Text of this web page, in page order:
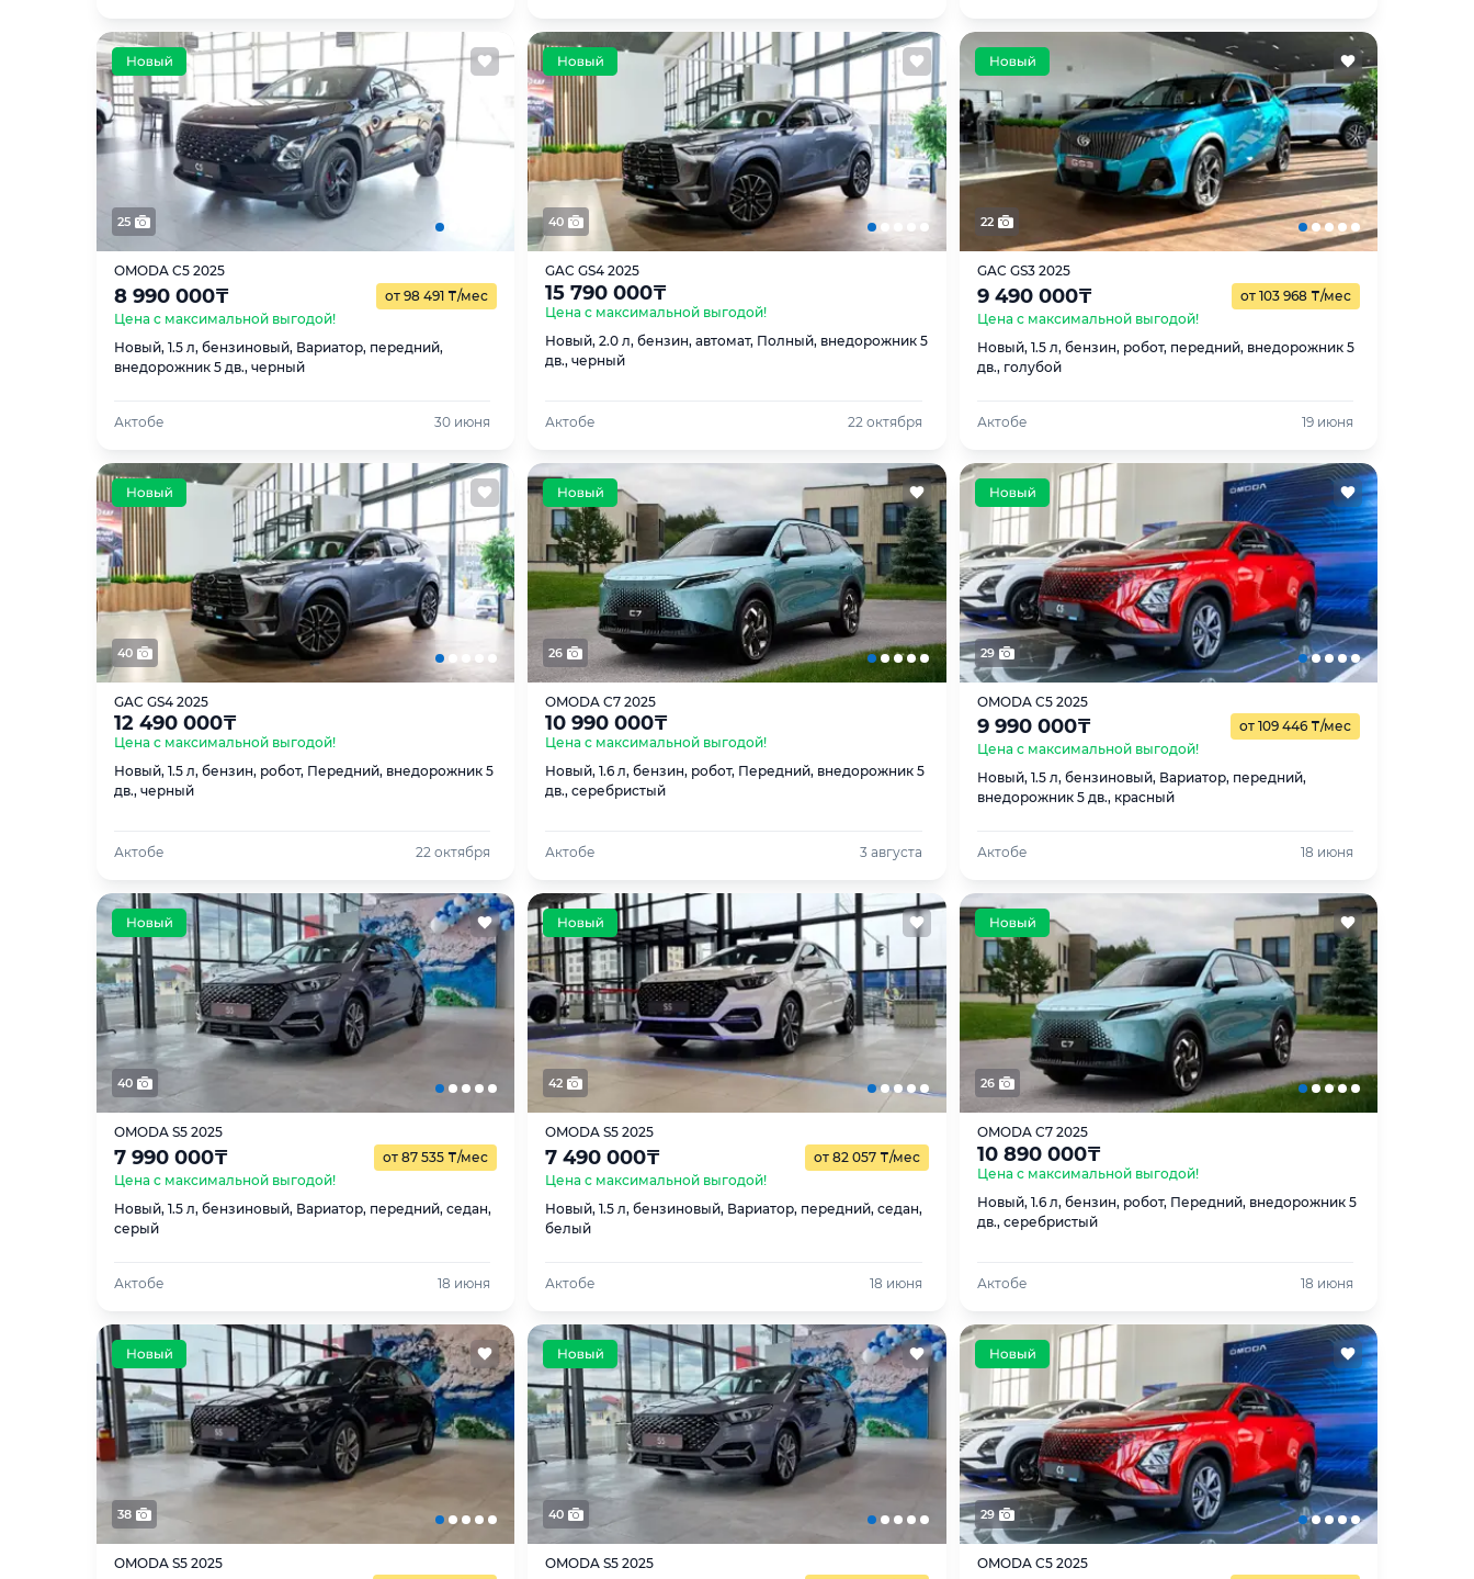
25
OMODA C5 2025
8 990 000₸ от 98 491 ₸/мес
Цена с максимальной выгодой!
Новый, 1.5 л, бензиновый, Вариатор, передний,
внедорожник 5 дв., черный
Актобе 30 июня
40
GAC GS4 2025
15 790 000₸
Цена с максимальной выгодой!
Новый, 2.0 л, бензин, автомат, Полный, внедорожник 5
дв., черный
Актобе 22 октября
22
GAC GS3 2025
9 490 000₸ от 103 968 ₸/мес
Цена с максимальной выгодой!
Новый, 1.5 л, бензин, робот, передний, внедорожник 5
дв., голубой
Актобе 19 июня
40
GAC GS4 2025
12 490 000₸
Цена с максимальной выгодой!
Новый, 1.5 л, бензин, робот, Передний, внедорожник 5
дв., черный
Актобе 22 октября
26
OMODA C7 2025
10 990 000₸
Цена с максимальной выгодой!
Новый, 1.6 л, бензин, робот, Передний, внедорожник 5
дв., серебристый
Актобе 3 августа
29
OMODA C5 2025
9 990 000₸ от 109 446 ₸/мес
Цена с максимальной выгодой!
Новый, 1.5 л, бензиновый, Вариатор, передний,
внедорожник 5 дв., красный
Актобе 18 июня
40
OMODA S5 2025
7 990 000₸ от 87 535 ₸/мес
Цена с максимальной выгодой!
Новый, 1.5 л, бензиновый, Вариатор, передний, седан,
серый
Актобе 18 июня
42
OMODA S5 2025
7 490 000₸ от 82 057 ₸/мес
Цена с максимальной выгодой!
Новый, 1.5 л, бензиновый, Вариатор, передний, седан,
белый
Актобе 18 июня
26
OMODA C7 2025
10 890 000₸
Цена с максимальной выгодой!
Новый, 1.6 л, бензин, робот, Передний, внедорожник 5
дв., серебристый
Актобе 18 июня
38
OMODA S5 2025
40
OMODA S5 2025
29
OMODA C5 2025